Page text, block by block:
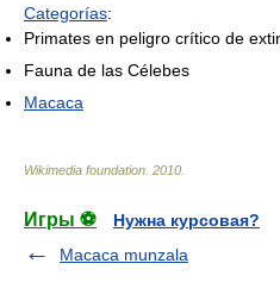
Categorías:
Primates en peligro crítico de
Fauna de las Célebes
Macaca
Wikimedia foundation 2010
Игры ⚽
Нужна курсовая?
Macaca munzala